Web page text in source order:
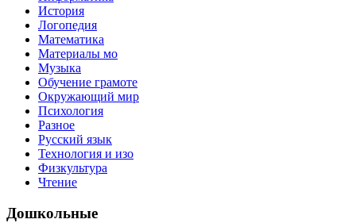
История
Логопедия
Математика
Материалы мо
Музыка
Обучение грамоте
Окружающий мир
Психология
Разное
Русский язык
Технология и изо
Физкультура
Чтение
Дошкольные